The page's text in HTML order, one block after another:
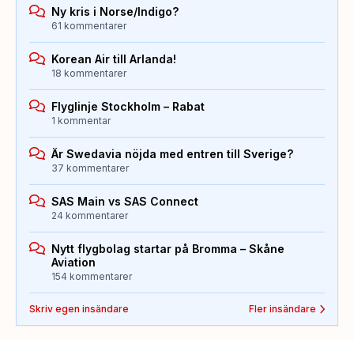
Ny kris i Norse/Indigo?
61 kommentarer
Korean Air till Arlanda!
18 kommentarer
Flyglinje Stockholm – Rabat
1 kommentar
Är Swedavia nöjda med entren till Sverige?
37 kommentarer
SAS Main vs SAS Connect
24 kommentarer
Nytt flygbolag startar på Bromma – Skåne
Aviation
154 kommentarer
Skriv egen insändare Fler insändare